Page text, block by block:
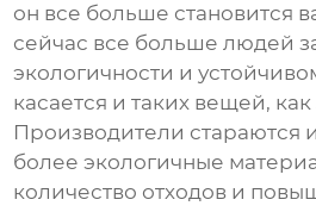
он все больше становится
сейчас все больше людей
экологичности и
касается и таких вещей,
Производители стараются
более экологичные
количество отходов и